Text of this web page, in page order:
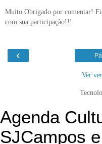
Muito Obrigado por comentar!
com sua participação!!!
‹
Ver
Agenda
SJCampos